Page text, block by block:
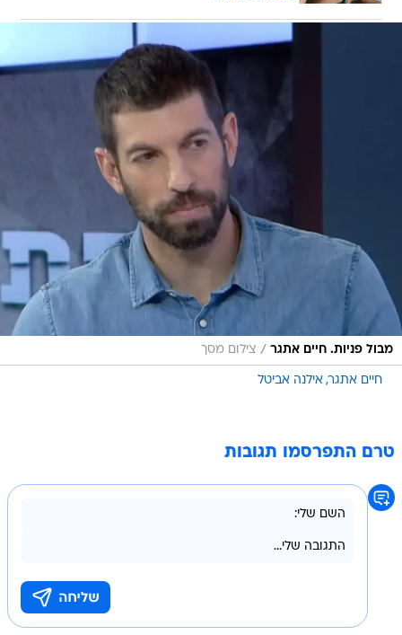
מבול פניות. חיים אתגר / צילום מסך
חיים אתגר אילנה אביטל
טרם התפרסמו תגובות